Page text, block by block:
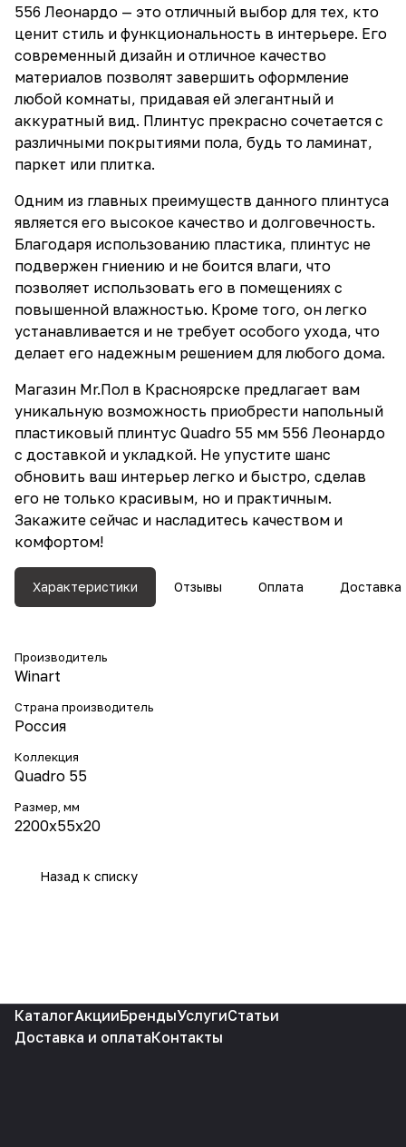
556 Леонардо — это отличный выбор для тех, кто
ценит стиль и функциональность в интерьере. Его
современный дизайн и отличное качество
материалов позволят завершить оформление
любой комнаты, придавая ей элегантный и
аккуратный вид. Плинтус прекрасно сочетается с
различными покрытиями пола, будь то ламинат,
паркет или плитка.
Одним из главных преимуществ данного плинтуса
является его высокое качество и долговечность.
Благодаря использованию пластика, плинтус не
подвержен гниению и не боится влаги, что
позволяет использовать его в помещениях с
повышенной влажностью. Кроме того, он легко
устанавливается и не требует особого ухода, что
делает его надежным решением для любого дома.
Магазин Mr.Пол в Красноярске предлагает вам
уникальную возможность приобрести напольный
пластиковый плинтус Quadro 55 мм 556 Леонардо
с доставкой и укладкой. Не упустите шанс
обновить ваш интерьер легко и быстро, сделав
его не только красивым, но и практичным.
Закажите сейчас и насладитесь качеством и
комфортом!
Характеристики Отзывы Оплата Доставка
Производитель
Winart
Страна производитель
Россия
Коллекция
Quadro 55
Размер, мм
2200x55x20
Назад к списку
КаталогАкцииБрендыУслугиСтатьи
Доставка и оплатаКонтакты